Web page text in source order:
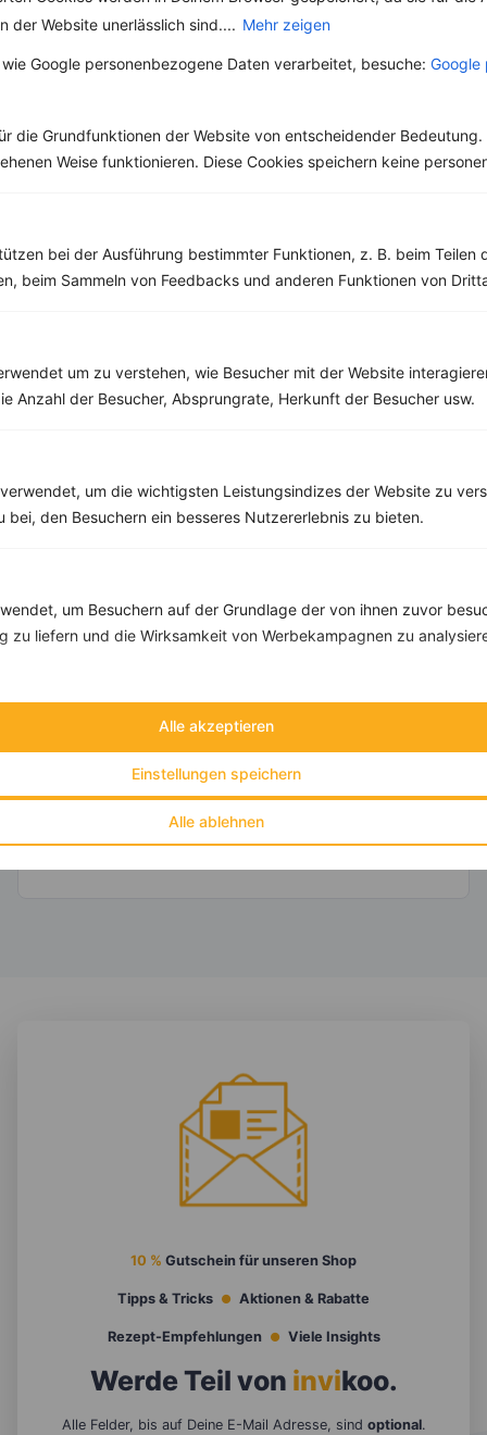
der Website unerlässlich sind.... Mehr zeigen
Google personenbezogene Daten verarbeitet, besuche: Google
die Grundfunktionen der Website von entscheidender Bedeutung.
Weise funktionieren. Diese Cookies speichern keine
bei der Ausführung bestimmter Funktionen, z. B. beim Teilen
beim Sammeln von Feedbacks und anderen Funktionen von
um zu verstehen, wie Besucher mit der Website
Anzahl der Besucher, Absprungrate, Herkunft der Besucher usw.
um die wichtigsten Leistungsindizes der Website zu
bei, den Besuchern ein besseres Nutzererlebnis zu bieten.
um Besuchern auf der Grundlage der von ihnen zuvor
zu liefern und die Wirksamkeit von Werbekampagnen zu
Alle ablehnen
Einstellungen speichern
Alle akzeptieren
Die Paprika –
Doppelt so viel
Vitamin C, wie die
Nahrungsmittel
sie die Spanier...
Kennst du die
Unterschiede
beim Balsamico
sich vom lateinischen
das ursprünglich
Eiweiß:33 g
Kohlehydrate:12 g
Rezepte mit 500 bis 600 kcal
‹ ›
Kalorien:567 kcal
Fett:17 g
Eiweiß:21 g
Kohlehydrate:75 g
10 % Gutschein für unseren Shop
Tipps & Tricks Aktionen & Rabatte
Rezept-Empfehlungen Viele Insights
Werde Teil von invikoo.
Alle Felder, bis auf Deine E-Mail Adresse, sind optional.